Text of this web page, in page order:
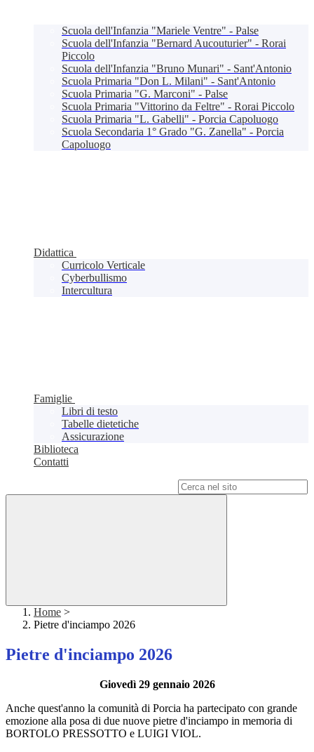
Scuola dell'Infanzia "Mariele Ventre" - Palse
Scuola dell'Infanzia "Bernard Aucouturier" - Rorai
Piccolo
Scuola dell'Infanzia "Bruno Munari" - Sant'Antonio
Scuola Primaria "Don L. Milani" - Sant'Antonio
Scuola Primaria "G. Marconi" - Palse
Scuola Primaria "Vittorino da Feltre" - Rorai Piccolo
Scuola Primaria "L. Gabelli" - Porcia Capoluogo
Scuola Secondaria 1° Grado "G. Zanella" - Porcia
Capoluogo
Didattica
Curricolo Verticale
Cyberbullismo
Intercultura
Famiglie
Libri di testo
Tabelle dietetiche
Assicurazione
Biblioteca
Contatti
Home >
Pietre d'inciampo 2026
Pietre d'inciampo 2026
Giovedì 29 gennaio 2026
Anche quest'anno la comunità di Porcia ha partecipato con grande
emozione alla posa di due nuove pietre d'inciampo in memoria di
BORTOLO PRESSOTTO e LUIGI VIOL.